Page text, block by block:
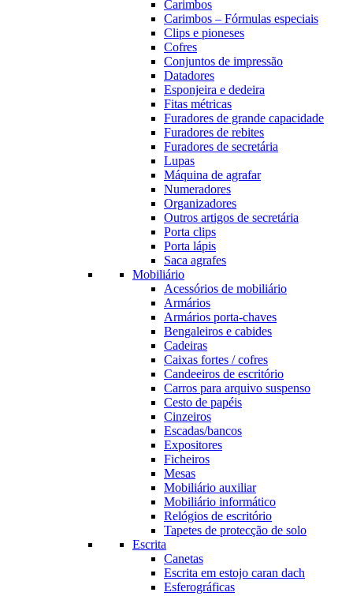
Carimbos
Carimbos – Fórmulas especiais
Clips e pioneses
Cofres
Conjuntos de impressão
Datadores
Esponjeira e dedeira
Fitas métricas
Furadores de grande capacidade
Furadores de rebites
Furadores de secretária
Lupas
Máquina de agrafar
Numeradores
Organizadores
Outros artigos de secretária
Porta clips
Porta lápis
Saca agrafes
Mobiliário
Acessórios de mobiliário
Armários
Armários porta-chaves
Bengaleiros e cabides
Cadeiras
Caixas fortes / cofres
Candeeiros de escritório
Carros para arquivo suspenso
Cesto de papéis
Cinzeiros
Escadas/bancos
Expositores
Ficheiros
Mesas
Mobiliário auxiliar
Mobiliário informático
Relógios de escritório
Tapetes de protecção de solo
Escrita
Canetas
Escrita em estojo caran dach
Esferográficas